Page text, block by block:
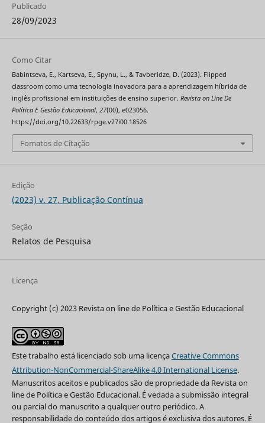
Publicado
28/09/2023
Como Citar
Babintseva, E., Kartseva, E., Spynu, L., & Tavberidze, D. (2023). Flipped
classroom como uma tecnologia inovadora para a aprendizagem híbrida de
inglês profissional em instituições de ensino superior. Revista on Line De
Política E Gestão Educacional, 27(00), e023056.
https://doi.org/10.22633/rpge.v27i00.18526
Fomatos de Citação
Edição
(2023) v. 27, Publicação Contínua
Seção
Relatos de Pesquisa
Licença
Copyright (c) 2023 Revista on line de Política e Gestão Educacional
Este trabalho está licenciado sob uma licençaCreative Commons
Attribution-NonCommercial-ShareAlike 4.0 International License.
Manuscritos aceitos e publicados são de propriedade da Revista on
line de Política e Gestão Educacional. É vedada a submissão integral
ou parcial do manuscrito a qualquer outro periódico. A
responsabilidade do conteúdo dos artigos é exclusiva dos autores. É